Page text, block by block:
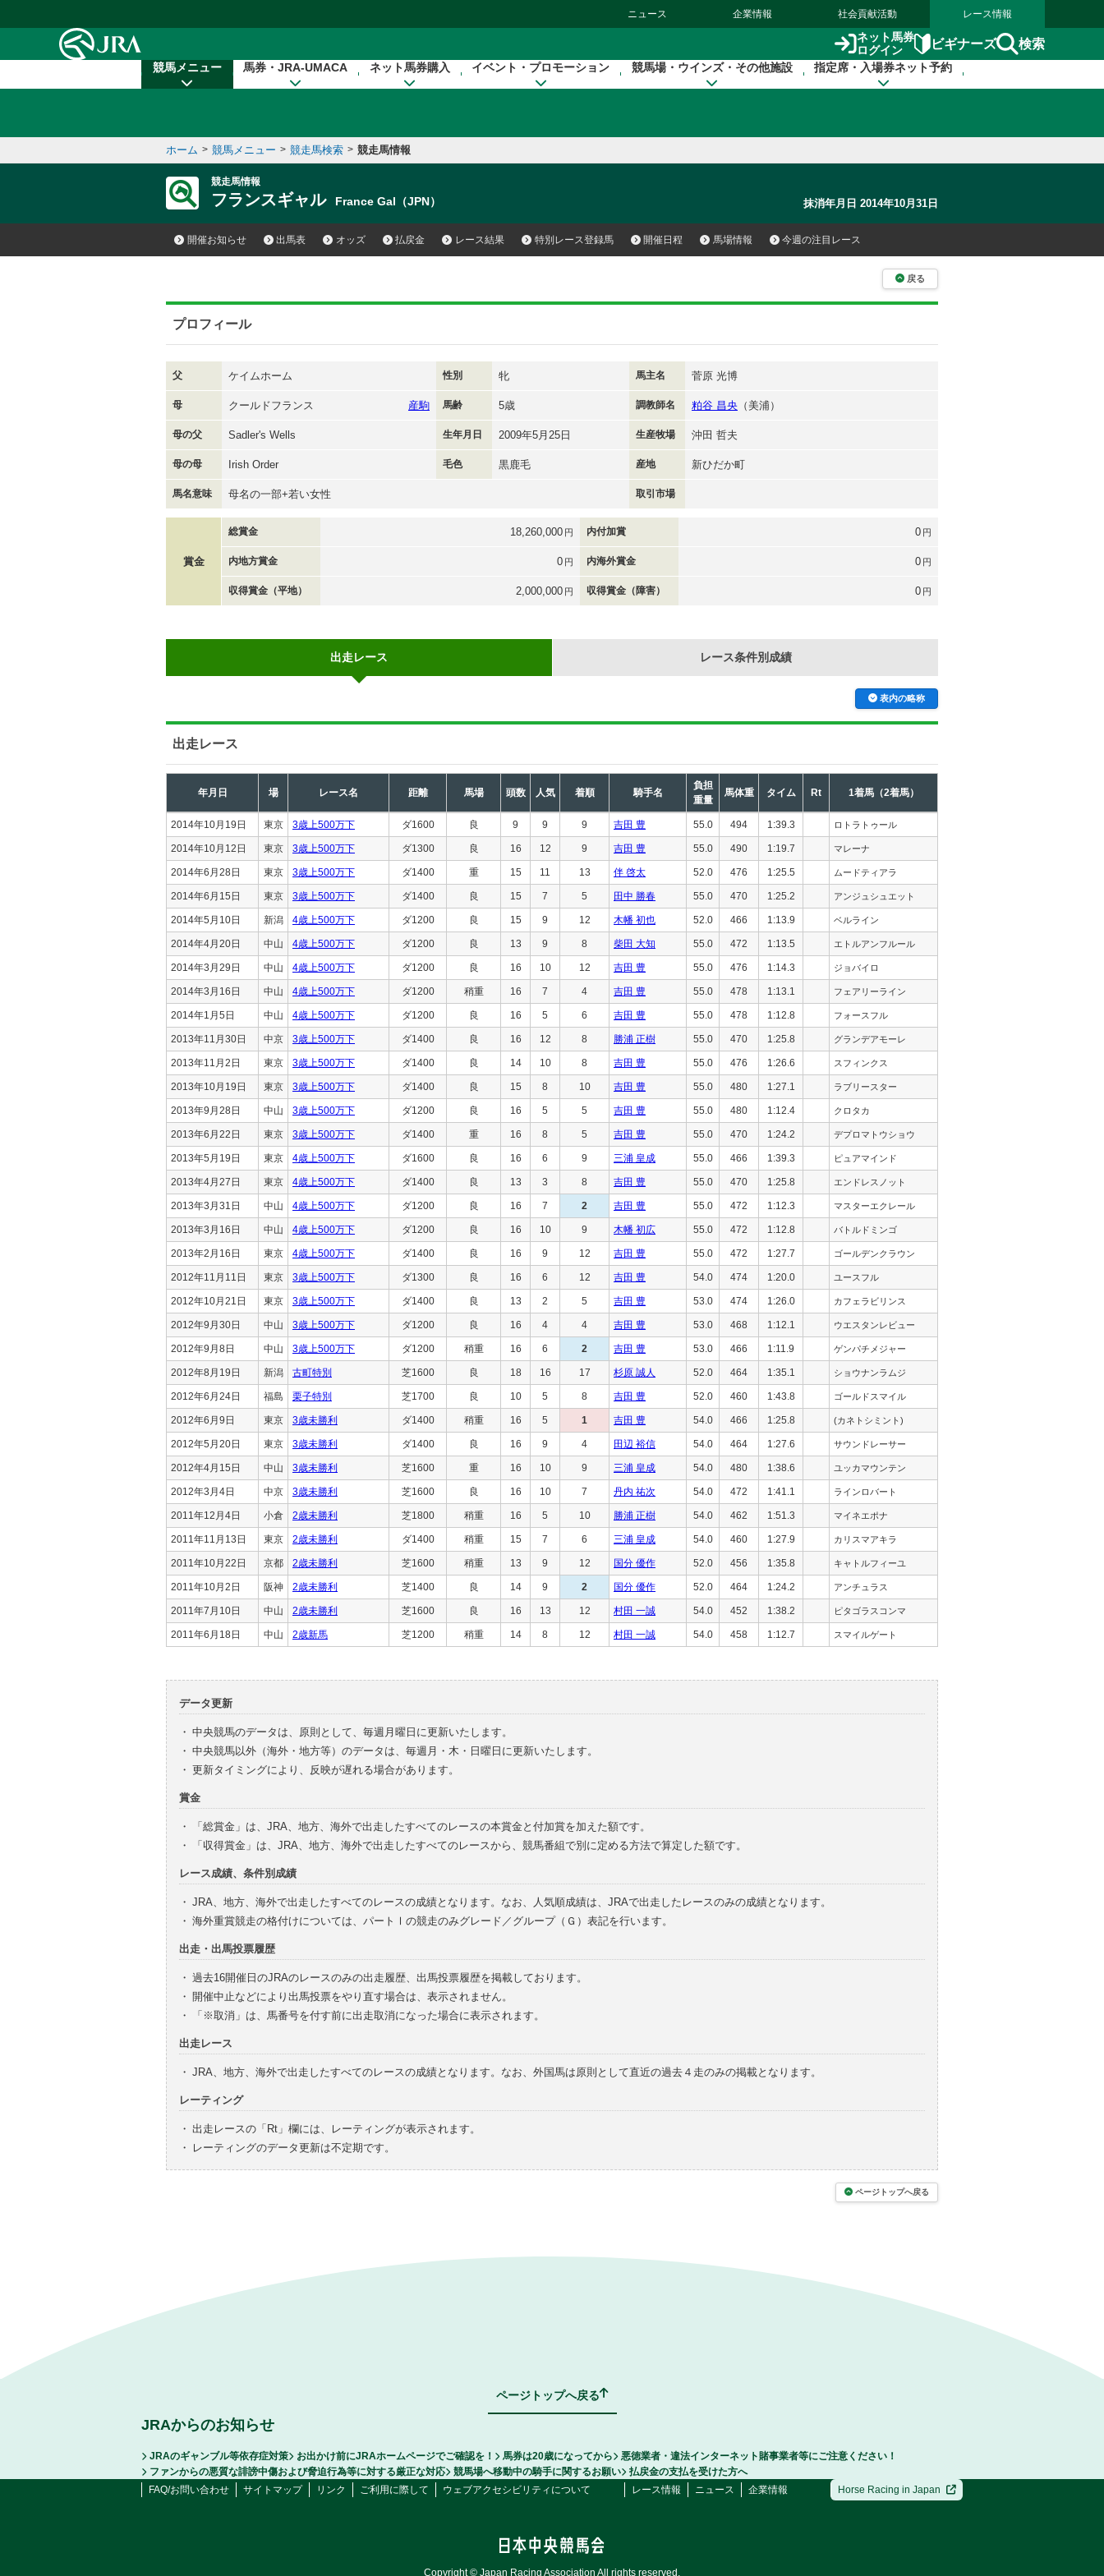
ニュース 企業情報 社会貢献活動 レース情報
ネット馬券
ログイン
ビギナーズ 検索
競馬メニュー 馬券・JRA-UMACA ネット馬券購入 イベント・プロモーション 競馬場・ウインズ・その他施設 指定席・入場券ネット予約
ホーム > 競馬メニュー > 競走馬検索 > 競走馬情報
競走馬情報
フランスギャル France Gal（JPN） 抹消年月日 2014年10月31日
開催お知らせ 出馬表 オッズ 払戻金 レース結果 特別レース登録馬 開催日程 馬場情報 今週の注目レース
戻る
プロフィール
父 ケイムホーム 性別 牝 馬主名 菅原 光博
母 クールドフランス 産駒 馬齢 5歳 調教師名 粕谷 昌央 （美浦）
母の父 Sadler's Wells 生年月日 2009年5月25日 生産牧場 沖田 哲夫
母の母 Irish Order 毛色 黒鹿毛 産地 新ひだか町
馬名意味 母名の一部+若い女性 取引市場
賞金
総賞金 18,260,000 円 内付加賞 0 円
内地方賞金 0 円 内海外賞金 0 円
収得賞金（平地） 2,000,000 円 収得賞金（障害） 0 円
出走レース レース条件別成績
表内の略称
出走レース
年月日 場 レース名 距離 馬場 頭数 人気 着順 騎手名
負担
重量
馬体重 タイム Rt 1着馬（2着馬）
2014年10月19日 東京 3歳上500万下 ダ1600 良 9 9 9 吉田 豊 55.0 494 1:39.3 ロトラトゥール
2014年10月12日 東京 3歳上500万下 ダ1300 良 16 12 9 吉田 豊 55.0 490 1:19.7 マレーナ
2014年6月28日 東京 3歳上500万下 ダ1400 重 15 11 13 伴 啓太 52.0 476 1:25.5 ムードティアラ
2014年6月15日 東京 3歳上500万下 ダ1400 良 15 7 5 田中 勝春 55.0 470 1:25.2 アンジュシュエット
2014年5月10日 新潟 4歳上500万下 ダ1200 良 15 9 12 木幡 初也 52.0 466 1:13.9 ベルライン
2014年4月20日 中山 4歳上500万下 ダ1200 良 13 9 8 柴田 大知 55.0 472 1:13.5 エトルアンフルール
2014年3月29日 中山 4歳上500万下 ダ1200 良 16 10 12 吉田 豊 55.0 476 1:14.3 ジョバイロ
2014年3月16日 中山 4歳上500万下 ダ1200 稍重 16 7 4 吉田 豊 55.0 478 1:13.1 フェアリーライン
2014年1月5日 中山 4歳上500万下 ダ1200 良 16 5 6 吉田 豊 55.0 478 1:12.8 フォースフル
2013年11月30日 中京 3歳上500万下 ダ1400 良 16 12 8 勝浦 正樹 55.0 470 1:25.8 グランデアモーレ
2013年11月2日 東京 3歳上500万下 ダ1400 良 14 10 8 吉田 豊 55.0 476 1:26.6 スフィンクス
2013年10月19日 東京 3歳上500万下 ダ1400 良 15 8 10 吉田 豊 55.0 480 1:27.1 ラブリースター
2013年9月28日 中山 3歳上500万下 ダ1200 良 16 5 5 吉田 豊 55.0 480 1:12.4 クロタカ
2013年6月22日 東京 3歳上500万下 ダ1400 重 16 8 5 吉田 豊 55.0 470 1:24.2 デプロマトウショウ
2013年5月19日 東京 4歳上500万下 ダ1600 良 16 6 9 三浦 皇成 55.0 466 1:39.3 ピュアマインド
2013年4月27日 東京 4歳上500万下 ダ1400 良 13 3 8 吉田 豊 55.0 470 1:25.8 エンドレスノット
2013年3月31日 中山 4歳上500万下 ダ1200 良 16 7 2 吉田 豊 55.0 472 1:12.3 マスターエクレール
2013年3月16日 中山 4歳上500万下 ダ1200 良 16 10 9 木幡 初広 55.0 472 1:12.8 バトルドミンゴ
2013年2月16日 東京 4歳上500万下 ダ1400 良 16 9 12 吉田 豊 55.0 472 1:27.7 ゴールデンクラウン
2012年11月11日 東京 3歳上500万下 ダ1300 良 16 6 12 吉田 豊 54.0 474 1:20.0 ユースフル
2012年10月21日 東京 3歳上500万下 ダ1400 良 13 2 5 吉田 豊 53.0 474 1:26.0 カフェラビリンス
2012年9月30日 中山 3歳上500万下 ダ1200 良 16 4 4 吉田 豊 53.0 468 1:12.1 ウエスタンレビュー
2012年9月8日 中山 3歳上500万下 ダ1200 稍重 16 6 2 吉田 豊 53.0 466 1:11.9 ゲンパチメジャー
2012年8月19日 新潟 古町特別 芝1600 良 18 16 17 杉原 誠人 52.0 464 1:35.1 ショウナンラムジ
2012年6月24日 福島 栗子特別 芝1700 良 10 5 8 吉田 豊 52.0 460 1:43.8 ゴールドスマイル
2012年6月9日 東京 3歳未勝利 ダ1400 稍重 16 5 1 吉田 豊 54.0 466 1:25.8 (カネトシミント)
2012年5月20日 東京 3歳未勝利 ダ1400 良 16 9 4 田辺 裕信 54.0 464 1:27.6 サウンドレーサー
2012年4月15日 中山 3歳未勝利 芝1600 重 16 10 9 三浦 皇成 54.0 480 1:38.6 ユッカマウンテン
2012年3月4日 中京 3歳未勝利 芝1600 良 16 10 7 丹内 祐次 54.0 472 1:41.1 ラインロバート
2011年12月4日 小倉 2歳未勝利 芝1800 稍重 16 5 10 勝浦 正樹 54.0 462 1:51.3 マイネエポナ
2011年11月13日 東京 2歳未勝利 ダ1400 稍重 15 7 6 三浦 皇成 54.0 460 1:27.9 カリスマアキラ
2011年10月22日 京都 2歳未勝利 芝1600 稍重 13 9 12 国分 優作 52.0 456 1:35.8 キャトルフィーユ
2011年10月2日 阪神 2歳未勝利 芝1400 良 14 9 2 国分 優作 52.0 464 1:24.2 アンチュラス
2011年7月10日 中山 2歳未勝利 芝1600 良 16 13 12 村田 一誠 54.0 452 1:38.2 ピタゴラスコンマ
2011年6月18日 中山 2歳新馬 芝1200 稍重 14 8 12 村田 一誠 54.0 458 1:12.7 スマイルゲート
データ更新
・ 中央競馬のデータは、原則として、毎週月曜日に更新いたします。
・ 中央競馬以外（海外・地方等）のデータは、毎週月・木・日曜日に更新いたします。
・ 更新タイミングにより、反映が遅れる場合があります。
賞金
・
「総賞金」は、JRA、地方、海外で出走したすべてのレースの本賞金と付加賞を加えた額です。
・
「収得賞金」は、JRA、地方、海外で出走したすべてのレースから、競馬番組で別に定める方法で算定した額です。
レース成績、条件別成績
・ JRA、地方、海外で出走したすべてのレースの成績となります。なお、人気順成績は、JRAで出走したレースのみの成績となります。
・ 海外重賞競走の格付けについては、パートⅠの競走のみグレード／グループ（Ｇ）表記を行います。
出走・出馬投票履歴
・ 過去16開催日のJRAのレースのみの出走履歴、出馬投票履歴を掲載しております。
・ 開催中止などにより出馬投票をやり直す場合は、表示されません。
・
「※取消」は、馬番号を付す前に出走取消になった場合に表示されます。
出走レース
・ JRA、地方、海外で出走したすべてのレースの成績となります。なお、外国馬は原則として直近の過去４走のみの掲載となります。
レーティング
・ 出走レースの「Rt」欄には、レーティングが表示されます。
・
レーティングのデータ更新は不定期です。
ページトップへ戻る
ページトップへ戻る
JRAからのお知らせ
JRAのギャンブル等依存症対策 お出かけ前にJRAホームページでご確認を！ 馬券は20歳になってから
悪徳業者・違法インターネット賭事業者等にご注意ください！
ファンからの悪質な誹謗中傷および脅迫行為等に対する厳正な対応
競馬場へ移動中の騎手に関するお願い
払戻金の支払を受けた方へ
FAQ/お問い合わせ
サイトマップ リンク ご利用に際して ウェブアクセシビリティについて レース情報 ニュース 企業情報 Horse Racing in Japan
Copyright © Japan Racing Association All rights reserved.